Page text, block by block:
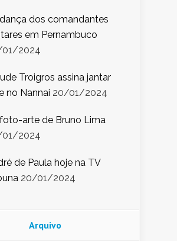
dos comandantes
em Pernambuco
2024
Troigros assina jantar
no Nannai 20/01/2024
arte de Bruno Lima
2024
de Paula hoje na TV
20/01/2024
Arquivo